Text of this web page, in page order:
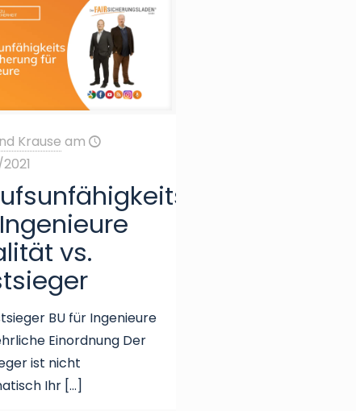
Krause am
vs.
BU für Ingenieure
Einordnung Der
ist nicht
Ihr[…]